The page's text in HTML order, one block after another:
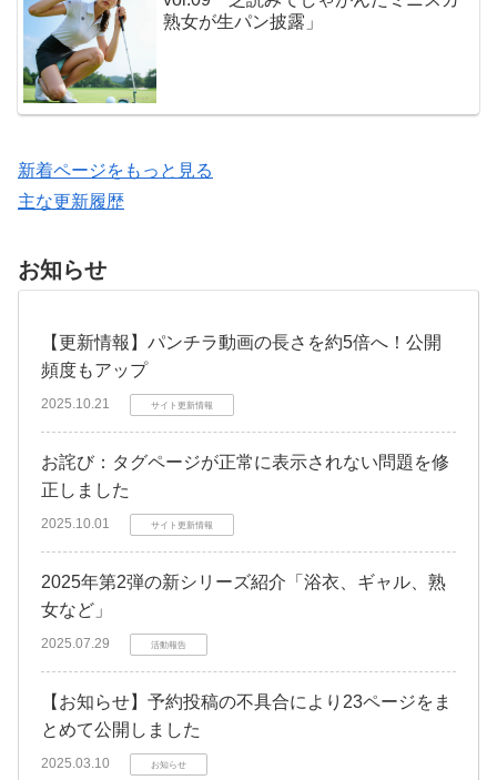
熟女が生パン披露」
新着ページをもっと見る
主な更新履歴
お知らせ
【更新情報】パンチラ動画の長さを約5倍へ！公開
頻度もアップ
2025.10.21 サイト更新情報
お詫び：タグページが正常に表示されない問題を修
正しました
2025.10.01 サイト更新情報
2025年第2弾の新シリーズ紹介「浴衣、ギャル、熟
女など」
2025.07.29 活動報告
【お知らせ】予約投稿の不具合により23ページをま
とめて公開しました
2025.03.10 お知らせ